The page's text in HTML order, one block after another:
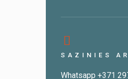
SAZINIES
Whatsapp +371